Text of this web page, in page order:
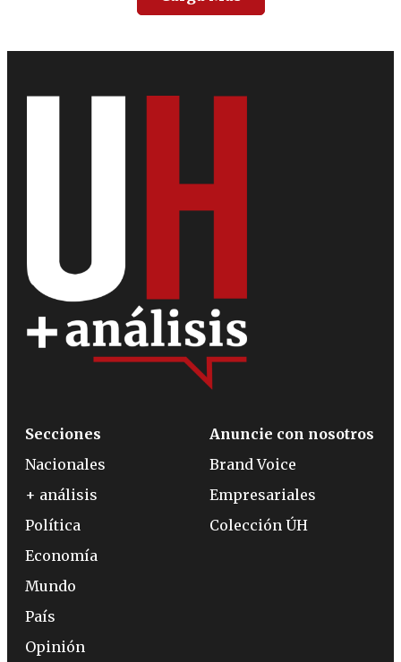
Secciones
Nacionales
+ análisis
Política
Economía
Mundo
País
Opinión
Anuncie con nosotros
Brand Voice
Empresariales
Colección ÚH